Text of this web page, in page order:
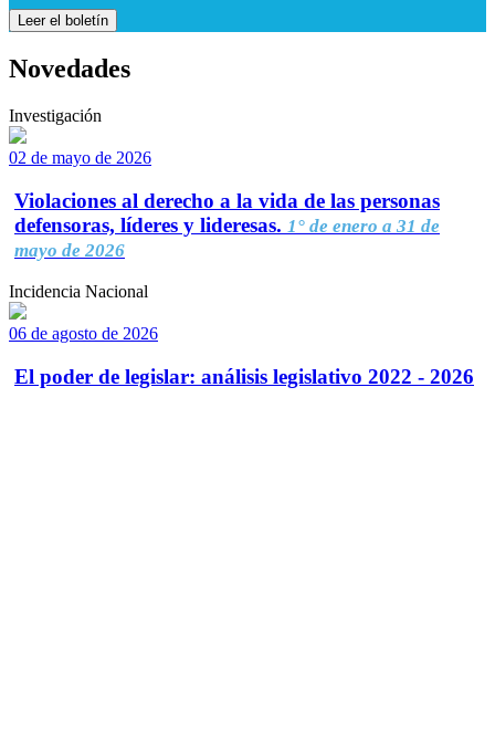
Leer el boletín
Novedades
Investigación
02 de mayo de 2026
Violaciones al derecho a la vida de las personas
defensoras, líderes y lideresas. 1° de enero a 31 de
mayo de 2026
Incidencia Nacional
06 de agosto de 2026
El poder de legislar: análisis legislativo 2022 - 2026